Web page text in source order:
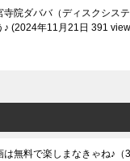
寺院ダババ（ディスクシス
♪ 2024年11月21日 391 view
は無料で楽しまなきゃね♪